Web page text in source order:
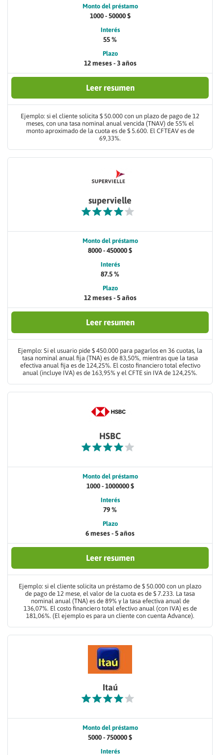
Monto del préstamo
1000 - 50000 $
Interés
55 %
Plazo
12 meses - 3 años
Leer resumen
Ejemplo: si el cliente solicita $ 50.000 con un plazo de pago de 12
meses, con una tasa nominal anual vencida (TNAV) de 55% el
monto aproximado de la cuota es de $ 5.600. El CFTEAV es de
69,33%.
supervielle
Monto del préstamo
8000 - 450000 $
Interés
87.5 %
Plazo
12 meses - 5 años
Leer resumen
Ejemplo: Si el usuario pide $ 450.000 para pagarlos en 36 cuotas, la
tasa nominal anual fija (TNA) es de 83,50%, mientras que la tasa
efectiva anual fija es de 124,25%. El costo financiero total efectivo
anual (incluye IVA) es de 163,95% y el CFTE sin IVA de 124,25%.
HSBC
Monto del préstamo
1000 - 1000000 $
Interés
79 %
Plazo
6 meses - 5 años
Leer resumen
Ejemplo: si el cliente solicita un préstamo de $ 50.000 con un plazo
de pago de 12 mese, el valor de la cuota es de $ 7.233. La tasa
nominal anual (TNA) es de 89% y la tasa efectiva anual de
136,07%. El costo financiero total efectivo anual (con IVA) es de
181,06%. (El ejemplo es para un cliente con cuenta Advance).
Itaú
Monto del préstamo
5000 - 750000 $
Interés